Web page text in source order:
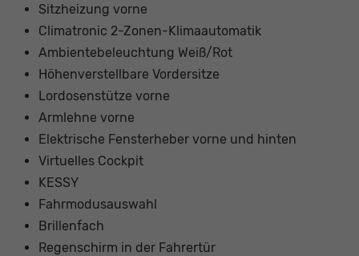
Sitzheizung vorne
Climatronic 2-Zonen-Klimaautomatik
Ambientebeleuchtung Weiß/Rot
Höhenverstellbare Vordersitze
Lordosenstütze vorne
Armlehne vorne
Elektrische Fensterheber vorne und hinten
Virtuelles Cockpit
KESSY
Fahrmodusauswahl
Brillenfach
Regenschirm in der Fahrertür